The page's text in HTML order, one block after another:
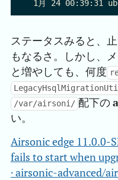
ステータスみると、
もなるさ。しかし、
と増やしても、何度
/var/airsoni/ 配下の
い。
Airsonic edge 11.0.0-
fails to start when
· airsonic-advanced/